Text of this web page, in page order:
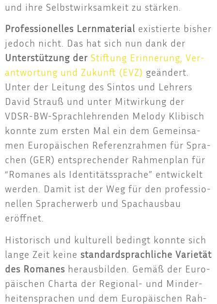
und ihre Selbst­wirk­sam­keit zu stärken.
Pro­fes­sio­nel­les Lern­ma­te­ri­al exis­tier­te bis­her
jedoch nicht. Das hat sich nun dank der
Unter­stüt­zung der Stif­tung Erin­ne­rung, Ver­
ant­wor­tung und Zukunft (EVZ) geän­dert.
Unter der Lei­tung des Sin­tos und Leh­rers
David Strauß und unter Mit­wir­kung der
VDSR-BW-Sprach­leh­ren­den Melo­dy Kli­bisch
konn­te zum ers­ten Mal ein dem Gemein­sa­
men Euro­päi­schen Refe­renz­rah­men für Spra­
chen (GER) ent­spre­chen­der Rah­men­plan für
“Roma­nes als Iden­ti­täts­spra­che” ent­wi­ckelt
wer­den. Damit ist der Weg für den pro­fes­sio­
nel­len Sprach­er­werb und Spach­aus­bau
eröffnet.
His­to­risch und kul­tu­rell bedingt konn­te sich
lan­ge Zeit kei­ne stan­dard­sprach­li­che Varie­tät
des Roma­nes her­aus­bil­den. Gemäß der Euro­
päi­schen Char­ta der Regio­nal- und Min­der­
hei­ten­spra­chen und dem Euro­päi­schen Rah­